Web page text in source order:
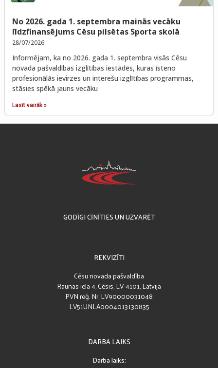
No 2026. gada 1. septembra mainās vecāku
līdzfinansējums Cēsu pilsētas Sporta skolā
28/07/2026
Informējam, ka no 2026. gada 1. septembra visās Cēsu
novada pašvaldības izglītības iestādēs, kuras īsteno
profesionālās ievirzes un interešu izglītības programmas,
stāsies spēkā jauns vecāku
Lasīt vairāk »
GODĪGI CĪNĪTIES UN UZVARĒT
REKVIZĪTI
Cēsu novada pašvaldība
Raunas iela 4, Cēsis, LV-4101, Latvija
PVN reģ. Nr. LV90000031048
LV51UNLA0004013130835
DARBA LAIKS
Darba laiks: